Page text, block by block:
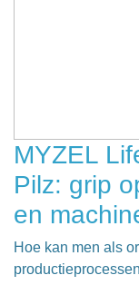
MYZEL
Pilz: grip
en
Hoe kan men als